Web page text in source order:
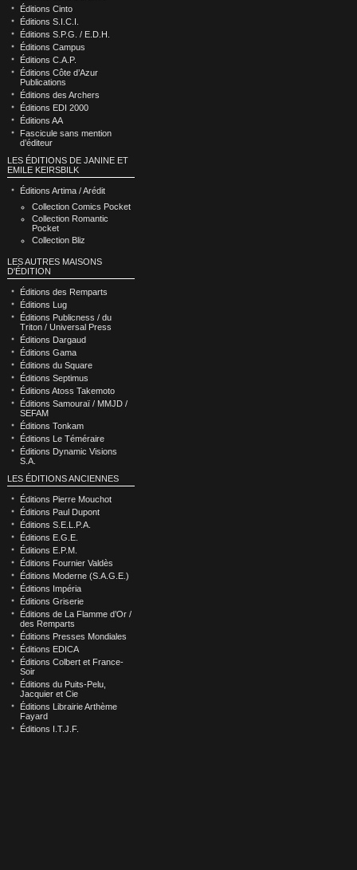
Éditions Cinto
Éditions S.I.C.I.
Éditions S.P.G. / E.D.H.
Éditions Campus
Éditions C.A.P.
Éditions Côte d’Azur
Publications
Éditions des Archers
Éditions EDI 2000
Éditions AA
Fascicule sans mention
d’éditeur
LES ÉDITIONS DE JANINE ET
EMILE KEIRSBILK
Éditions Artima / Arédit
Collection Comics Pocket
Collection Romantic
Pocket
Collection Bliz
LES AUTRES MAISONS
D'ÉDITION
Éditions des Remparts
Éditions Lug
Éditions Publicness / du
Triton / Universal Press
Éditions Dargaud
Éditions Gama
Éditions du Square
Éditions Septimus
Éditions Atoss Takemoto
Éditions Samouraï / MMJD /
SEFAM
Éditions Tonkam
Éditions Le Téméraire
Éditions Dynamic Visions
S.A.
LES ÉDITIONS ANCIENNES
Éditions Pierre Mouchot
Éditions Paul Dupont
Éditions S.E.L.P.A.
Éditions E.G.E.
Éditions E.P.M.
Éditions Fournier Valdès
Éditions Moderne (S.A.G.E.)
Éditions Impéria
Éditions Griserie
Éditions de La Flamme d’Or /
des Remparts
Éditions Presses Mondiales
Éditions EDICA
Éditions Colbert et France-
Soir
Éditions du Puits-Pelu,
Jacquier et Cie
Éditions Librairie Arthème
Fayard
Éditions I.T.J.F.